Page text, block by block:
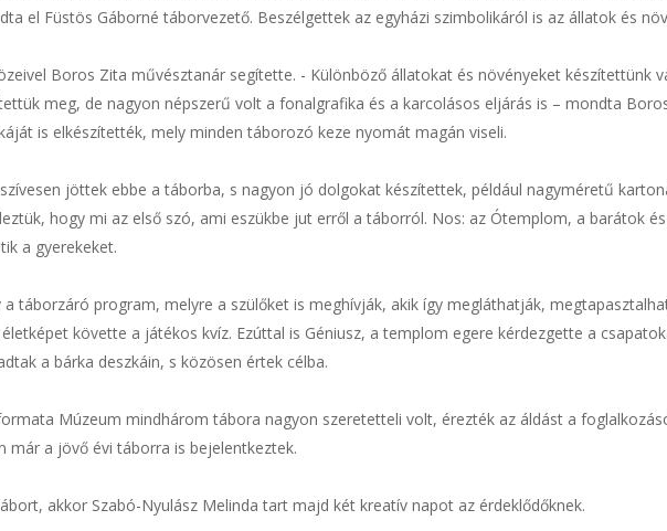
el Füstös Gáborné táborvezető. Beszélgettek az egyházi szimbolikáról is az állatok és
Boros Zita művésztanár segítette. - Különböző állatokat és növényeket készítettünk
meg, de nagyon népszerű volt a fonalgrafika és a karcolásos eljárás is – mondta
is elkészítették, mely minden táborozó keze nyomát magán viseli.
jöttek ebbe a táborba, s nagyon jó dolgokat készítettek, például nagyméretű
hogy mi az első szó, ami eszükbe jut erről a táborról. Nos: az Ótemplom, a barátok és
a gyerekeket.
táborzáró program, melyre a szülőket is meghívják, akik így megláthatják,
követte a játékos kvíz. Ezúttal is Géniusz, a templom egere kérdezgette a
a bárka deszkáin, s közösen értek célba.
Múzeum mindhárom tábora nagyon szeretetteli volt, érezték az áldást a
már a jövő évi táborra is bejelentkeztek.
akkor Szabó-Nyulász Melinda tart majd két kreatív napot az érdeklődőknek.